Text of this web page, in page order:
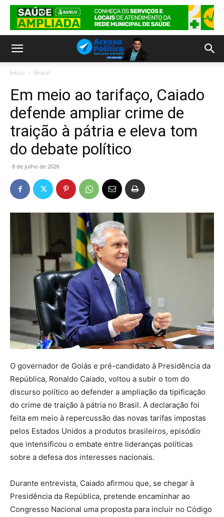
Início Brasil
Em meio ao tarifaço, Caiado
defende ampliar crime de
traição à pátria e eleva tom
do debate político
8 de julho de 2026
O governador de Goiás e pré-candidato à Presidência da
República, Ronaldo Caiado, voltou a subir o tom do
discurso político ao defender a ampliação da tipificação
do crime de traição à pátria no Brasil. A declaração foi
feita em meio à repercussão das novas tarifas impostas
pelos Estados Unidos a produtos brasileiros, episódio
que intensificou o embate entre lideranças políticas
sobre a defesa dos interesses nacionais.
Durante entrevista, Caiado afirmou que, se chegar à
Presidência da República, pretende encaminhar ao
Congresso Nacional uma proposta para incluir no Código